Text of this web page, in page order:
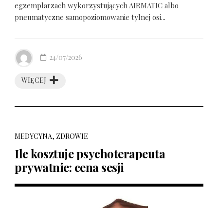
egzemplarzach wykorzystujących AIRMATIC albo
pneumatyczne samopoziomowanie tylnej osi...
WIĘCEJ
24/07/2026
MEDYCYNA, ZDROWIE
Ile kosztuje psychoterapeuta
prywatnie: cena sesji